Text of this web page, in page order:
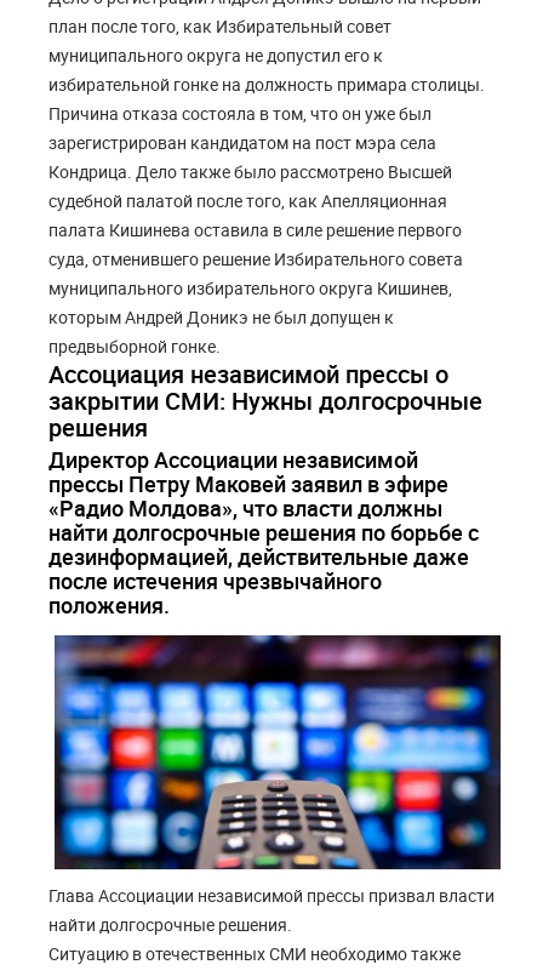
план после того, как Избирательный совет
муниципального округа не допустил его к
избирательной гонке на должность примара столицы.
Причина отказа состояла в том, что он уже был
зарегистрирован кандидатом на пост мэра села
Кондрица. Дело также было рассмотрено Высшей
судебной палатой после того, как Апелляционная
палата Кишинева оставила в силе решение первого
суда, отменившего решение Избирательного совета
муниципального избирательного округа Кишинев,
которым Андрей Доникэ не был допущен к
предвыборной гонке.
Ассоциация независимой прессы о
закрытии СМИ: Нужны долгосрочные
решения
Директор Ассоциации независимой
прессы Петру Маковей заявил в эфире
«Радио Молдова», что власти должны
найти долгосрочные решения по борьбе с
дезинформацией, действительные даже
после истечения чрезвычайного
положения.
Глава Ассоциации независимой прессы призвал власти
найти долгосрочные решения.
Ситуацию в отечественных СМИ необходимо также